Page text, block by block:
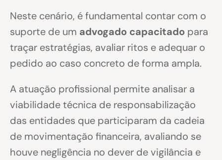
Neste cenário, é fundamental contar com o
suporte de um advogado capacitado para
traçar estratégias, avaliar ritos e adequar o
pedido ao caso concreto de forma ampla.
A atuação profissional permite analisar a
viabilidade técnica de responsabilização
das entidades que participaram da cadeia
de movimentação financeira, avaliando se
houve negligência no dever de vigilância e